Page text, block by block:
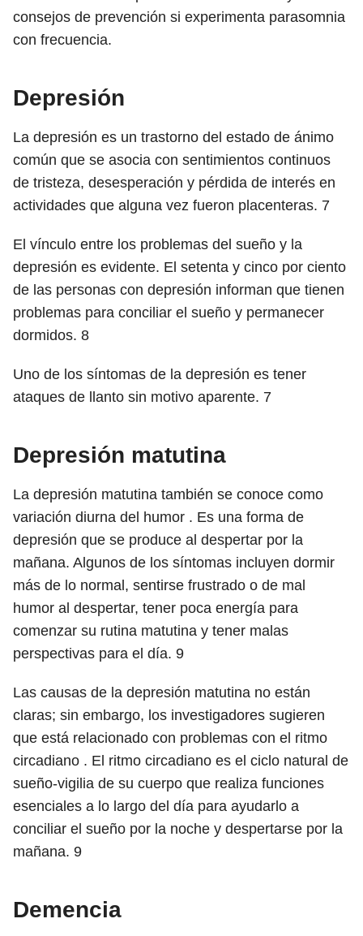
consejos de prevención si experimenta parasomnia
con frecuencia.
Depresión
La depresión es un trastorno del estado de ánimo
común que se asocia con sentimientos continuos
de tristeza, desesperación y pérdida de interés en
actividades que alguna vez fueron placenteras. 7
El vínculo entre los problemas del sueño y la
depresión es evidente. El setenta y cinco por ciento
de las personas con depresión informan que tienen
problemas para conciliar el sueño y permanecer
dormidos. 8
Uno de los síntomas de la depresión es tener
ataques de llanto sin motivo aparente. 7
Depresión matutina
La depresión matutina también se conoce como
variación diurna del humor . Es una forma de
depresión que se produce al despertar por la
mañana. Algunos de los síntomas incluyen dormir
más de lo normal, sentirse frustrado o de mal
humor al despertar, tener poca energía para
comenzar su rutina matutina y tener malas
perspectivas para el día. 9
Las causas de la depresión matutina no están
claras; sin embargo, los investigadores sugieren
que está relacionado con problemas con el ritmo
circadiano . El ritmo circadiano es el ciclo natural de
sueño-vigilia de su cuerpo que realiza funciones
esenciales a lo largo del día para ayudarlo a
conciliar el sueño por la noche y despertarse por la
mañana. 9
Demencia